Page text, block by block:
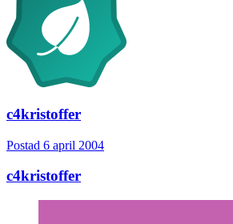
c4kristoffer
Postad 6 april 2004
c4kristoffer